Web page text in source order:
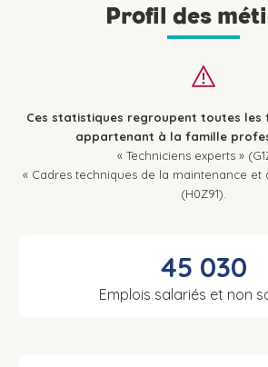
Profil des
Ces statistiques regroupent toutes les
appartenant à la famille
« Techniciens experts »
« Cadres techniques de la maintenance et
(H0Z91).
45 030
Emplois salariés et non